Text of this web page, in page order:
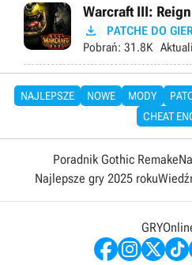
Warcraft III:
 PATCHE DO GIER
Pobrań: 31.8K
NAJLEPSZE NOWE MODY
CHEAT
Poradnik Gothic Remake
Najlepsze gry 2025 roku